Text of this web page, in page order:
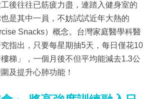
後往往已筋疲力盡，連踏入健身室的
是其中一員，不妨試試近年大熱的
Snacks）概念。台灣家庭醫學科醫
指出，只要每星期抽5天，每日僅花10
梯」，一個月後不但平均能減去1.3公
及提升心肺功能！